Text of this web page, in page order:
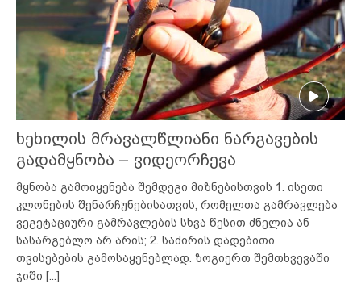
ხეხილის მრავალწლიანი ნარგავების
გადამყნობა – ვიდეორჩევა
მყნობა გამოიყენება შემდეგი მიზნებისთვის 1. ისეთი
კლონების შენარჩუნებისათვის, რომელთა გამრავლება
ვეგეტაციური გამრავლების სხვა წესით ძნელია ან
სასარგებლო არ არის; 2. საძირის დადებითი
თვისებების გამოსაყენებლად. ზოგიერთ შემთხვევაში
ჯიში [...]